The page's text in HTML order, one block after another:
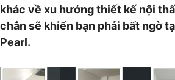
khác về xu hướng thiết kế nội
chắn sẽ khiến bạn phải bất ngờ
Pearl.